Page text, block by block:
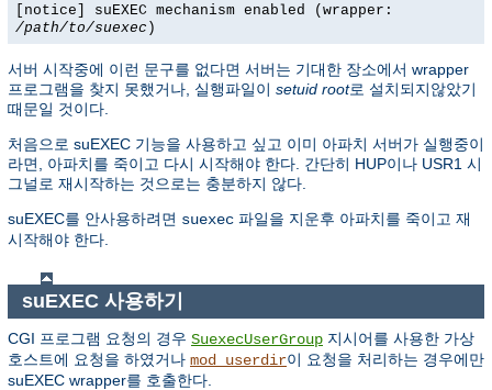
[notice] suEXEC mechanism enabled (wrapper:
/path/to/suexec )
서버 시작중에 이런 문구를 없다면 서버는 기대한 장소에서 wrapper
프로그램을 찾지 못했거나, 실행파일이 setuid root로 설치되지않았기
때문일 것이다.
처음으로 suEXEC 기능을 사용하고 싶고 이미 아파치 서버가 실행중이
라면, 아파치를 죽이고 다시 시작해야 한다. 간단히 HUP이나 USR1 시
그널로 재시작하는 것으로는 충분하지 않다.
suEXEC를 안사용하려면 suexec 파일을 지운후 아파치를 죽이고 재
시작해야 한다.
suEXEC 사용하기
CGI 프로그램 요청의 경우 SuexecUserGroup 지시어를 사용한 가상
호스트에 요청을 하였거나 mod_userdir이 요청을 처리하는 경우에만
suEXEC wrapper를 호출한다.